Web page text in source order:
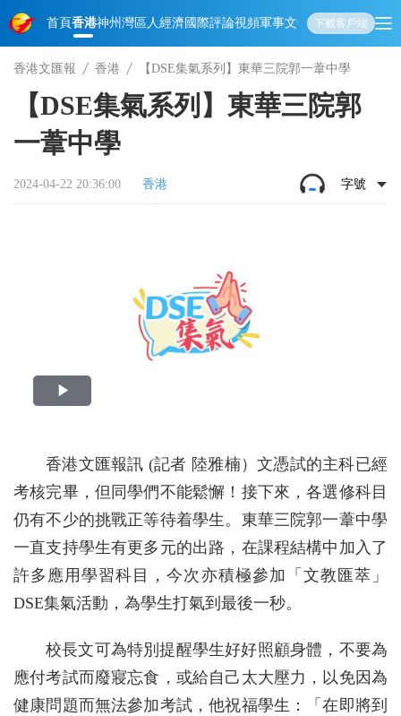
首頁香港神州 灣區人經濟國際評論視頻軍事文化 娛樂生活教育體
下載客戶端
香港文匯報 香港 【DSE集氣系列】東華三院郭一葦中學
【DSE集氣系列】東華三院郭
一葦中學
2024-04-22 20:36:00 香港 字號
香港文匯報訊 (記者 陸雅楠）文憑試的主科已經
考核完畢，但同學們不能鬆懈！接下來，各選修科目
仍有不少的挑戰正等待着學生。東華三院郭一葦中學
一直支持學生有更多元的出路，在課程結構中加入了
許多應用學習科目，今次亦積極參加「文教匯萃」
DSE集氣活動，為學生打氣到最後一秒。
校長文可為特別提醒學生好好照顧身體，不要為
應付考試而廢寢忘食，或給自己太大壓力，以免因為
健康問題而無法參加考試，他祝福學生：「在即將到